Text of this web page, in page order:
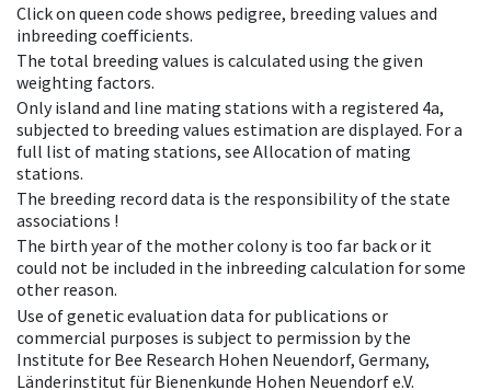
Click on queen code shows pedigree, breeding values and
inbreeding coefficients.
The total breeding values is calculated using the given
weighting factors.
Only island and line mating stations with a registered 4a,
subjected to breeding values estimation are displayed. For a
full list of mating stations, see Allocation of mating
stations.
The breeding record data is the responsibility of the state
associations !
The birth year of the mother colony is too far back or it
could not be included in the inbreeding calculation for some
other reason.
Use of genetic evaluation data for publications or
commercial purposes is subject to permission by the
Institute for Bee Research Hohen Neuendorf, Germany,
Länderinstitut für Bienenkunde Hohen Neuendorf e.V.